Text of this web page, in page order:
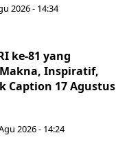
2026 - 14:34
ke-81 yang
Inspiratif,
Caption 17 Agustus
2026 - 14:24